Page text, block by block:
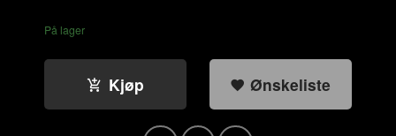
På lager
Kjøp Ønskeliste